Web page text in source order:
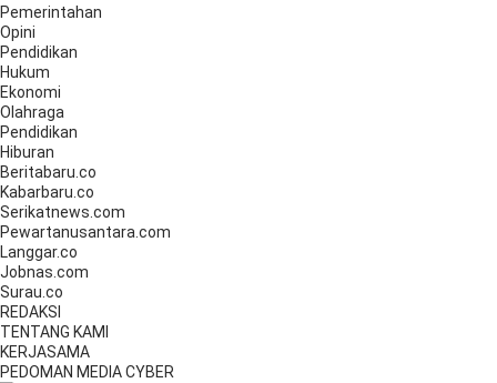
Pemerintahan
Opini
Pendidikan
Hukum
Ekonomi
Olahraga
Pendidikan
Hiburan
Beritabaru.co
Kabarbaru.co
Serikatnews.com
Pewartanusantara.com
Langgar.co
Jobnas.com
Surau.co
REDAKSI
TENTANG KAMI
KERJASAMA
PEDOMAN MEDIA CYBER